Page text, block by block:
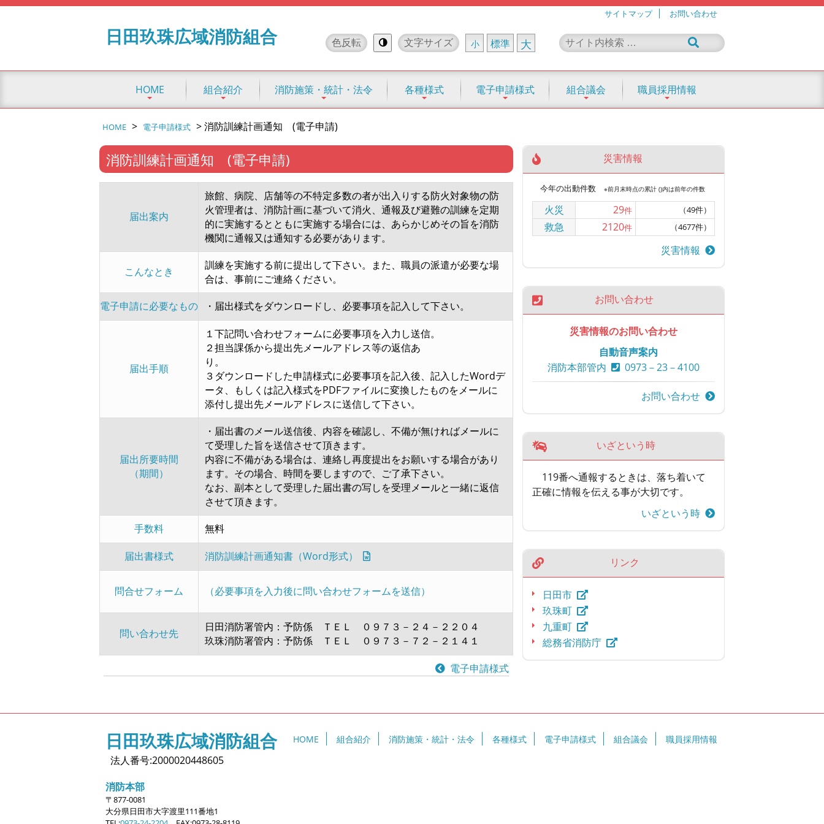
サイトマップ お問い合わせ
文字サイズ 小 標準 大
色反転
日田玖珠広域消防組合
HOME 組合紹介 消防施策・統計・法令 各種様式 電子申請様式 組合議会 職員採用情報
HOME > 電子申請様式 >消防訓練計画通知 (電子申請)
消防訓練計画通知 (電子申請)
届出案内
旅館、病院、店舗等の不特定多数の者が出入りする防火対象物の防
火管理者は、消防計画に基づいて消火、通報及び避難の訓練を定期
的に実施するとともに実施する場合には、あらかじめその旨を消防
機関に通報又は通知する必要があります。
こんなとき
訓練を実施する前に提出して下さい。また、職員の派遣が必要な場
合は、事前にご連絡ください。
電子申請に必要なもの
・届出様式をダウンロードし、必要事項を記入して下さい。
届出手順
１下記問い合わせフォームに必要事項を入力し送信。
２担当課係から提出先メールアドレス等の返信あ
り。
３ダウンロードした申請様式に必要事項を記入後、記入したWordデ
ータ、もしくは記入様式をPDFファイルに変換したものをメールに
添付し提出先メールアドレスに送信して下さい。
届出所要時間
（期間）
・届出書のメール送信後、内容を確認し、不備が無ければメールに
て受理した旨を送信させて頂きます。
内容に不備がある場合は、連絡し再度提出をお願いする場合があり
ます。その場合、時間を要しますので、ご了承下さい。
なお、副本として受理した届出書の写しを受理メールと一緒に返信
させて頂きます。
手数料
無料
届出書様式 消防訓練計画通知書（Word形式）
問合せフォーム （必要事項を入力後に問い合わせフォームを送信）
問い合わせ先
日田消防署管内：予防係 ＴＥＬ ０９７３－２４－２２０４
玖珠消防署管内：予防係 ＴＥＬ ０９７３－７２－２１４１
電子申請様式
災害情報
今年の出動件数 ※前月末時点の累計 ()内は前年の件数
火災 29件 （49件）
救急 2120件 （4677件）
災害情報
お問い合わせ
災害情報のお問い合わせ
自動音声案内
消防本部管内
0973－23－4100
お問い合わせ
いざという時
119番へ通報するときは、落ち着いて
正確に情報を伝える事が大切です。
いざという時
リンク
日田市
玖珠町
九重町
総務省消防庁
HOME 組合紹介 消防施策・統計・法令 各種様式 電子申請様式 組合議会 職員採用情報
日田玖珠広域消防組合
法人番号:2000020448605
消防本部
〒877-0081
大分県日田市大字渡里111番地1